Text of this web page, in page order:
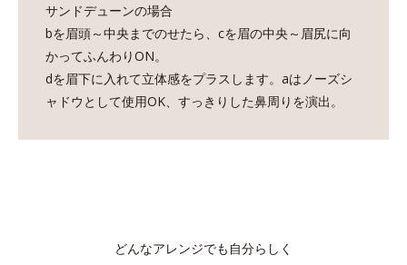
サンドデューンの場合
bを眉頭～中央までのせたら、cを眉の中央～眉尻に向
かってふんわりON。
dを眉下に入れて立体感をプラスします。aはノーズシ
ャドウとして使用OK、 すっきりした鼻周りを演出。
どんなアレンジでも自分らしく